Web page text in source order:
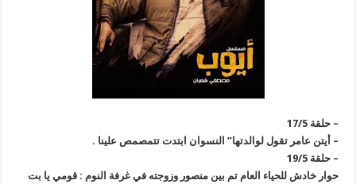
– حلقة 17/5
– أيتن عامر تقول لوالدتها” النسوان ابتدت تتمصمص علينا .
– حلقة 19/5
حوار خادش للحياء العام تم بين منصور وزوجته في غرفة النوم : قومي يا بت